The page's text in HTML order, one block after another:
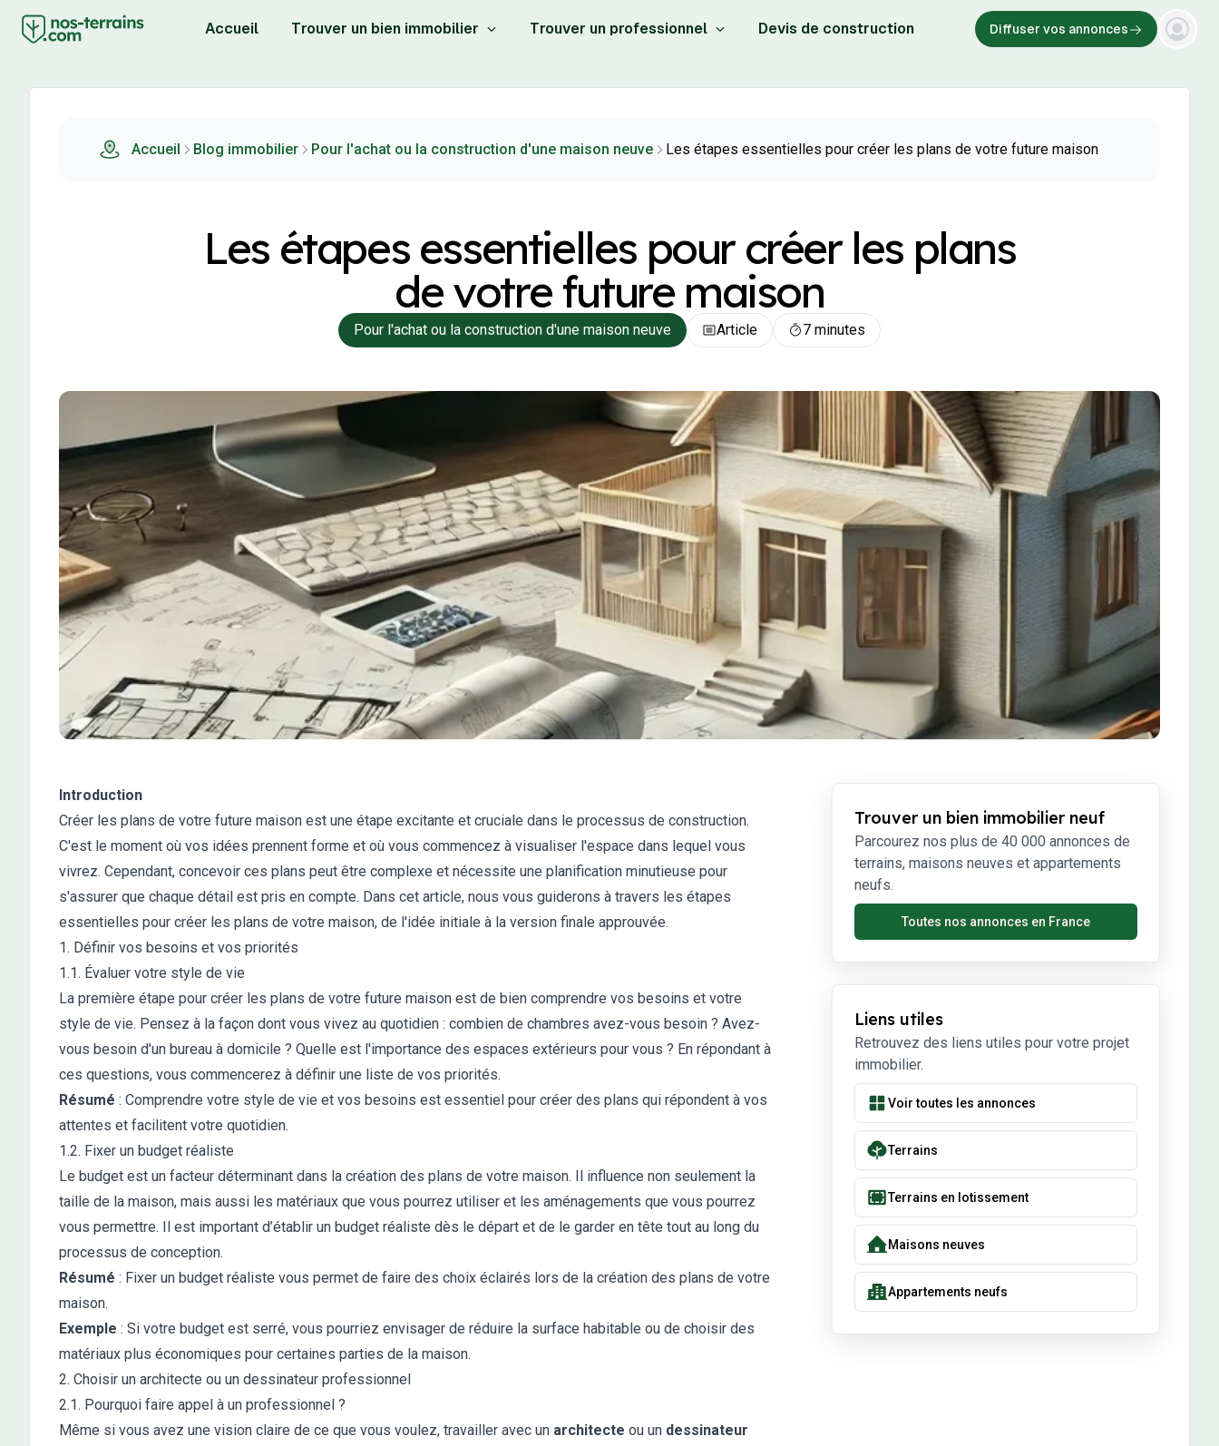
Accueil Trouver un bien immobilier Trouver un professionnel Devis de construction Diffuser vos annonces
Accueil Blog immobilier Pour l'achat ou la construction d'une maison neuve Les étapes essentielles pour créer les plans de votre future maison
Les étapes essentielles pour créer les plans
de votre future maison
Pour l'achat ou la construction d'une maison neuve Article 7 minutes
Introduction
Créer les plans de votre future maison est une étape excitante et cruciale dans le processus de construction.
C'est le moment où vos idées prennent forme et où vous commencez à visualiser l'espace dans lequel vous
vivrez. Cependant, concevoir ces plans peut être complexe et nécessite une planification minutieuse pour
s'assurer que chaque détail est pris en compte. Dans cet article, nous vous guiderons à travers les étapes
essentielles pour créer les plans de votre maison, de l'idée initiale à la version finale approuvée.
1. Définir vos besoins et vos priorités
1.1. Évaluer votre style de vie
La première étape pour créer les plans de votre future maison est de bien comprendre vos besoins et votre
style de vie. Pensez à la façon dont vous vivez au quotidien : combien de chambres avez-vous besoin ? Avez-
vous besoin d'un bureau à domicile ? Quelle est l'importance des espaces extérieurs pour vous ? En répondant à
ces questions, vous commencerez à définir une liste de vos priorités.
Résumé : Comprendre votre style de vie et vos besoins est essentiel pour créer des plans qui répondent à vos
attentes et facilitent votre quotidien.
1.2. Fixer un budget réaliste
Le budget est un facteur déterminant dans la création des plans de votre maison. Il influence non seulement la
taille de la maison, mais aussi les matériaux que vous pourrez utiliser et les aménagements que vous pourrez
vous permettre. Il est important d’établir un budget réaliste dès le départ et de le garder en tête tout au long du
processus de conception.
Résumé : Fixer un budget réaliste vous permet de faire des choix éclairés lors de la création des plans de votre
maison.
Exemple : Si votre budget est serré, vous pourriez envisager de réduire la surface habitable ou de choisir des
matériaux plus économiques pour certaines parties de la maison.
2. Choisir un architecte ou un dessinateur professionnel
2.1. Pourquoi faire appel à un professionnel ?
Même si vous avez une vision claire de ce que vous voulez, travailler avec un architecte ou un dessinateur
Trouver un bien immobilier neuf
Parcourez nos plus de 40 000 annonces de
terrains, maisons neuves et appartements
neufs.
Toutes nos annonces en France
Liens utiles
Retrouvez des liens utiles pour votre projet
immobilier.
Voir toutes les annonces
Terrains
Terrains en lotissement
Maisons neuves
Appartements neufs